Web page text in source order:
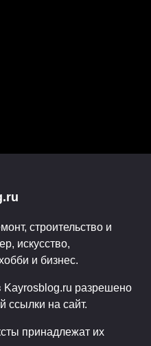
строительство и
искусство,
и бизнес.
Kayrosblog.ru разрешено
ссылки на сайт.
принадлежат их